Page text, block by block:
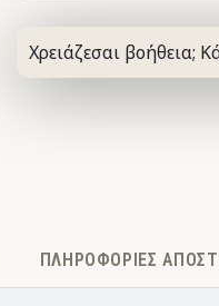
Χρειάζεσαι βοήθεια;
ΠΛΗΡΟΦΟΡΊΕΣ